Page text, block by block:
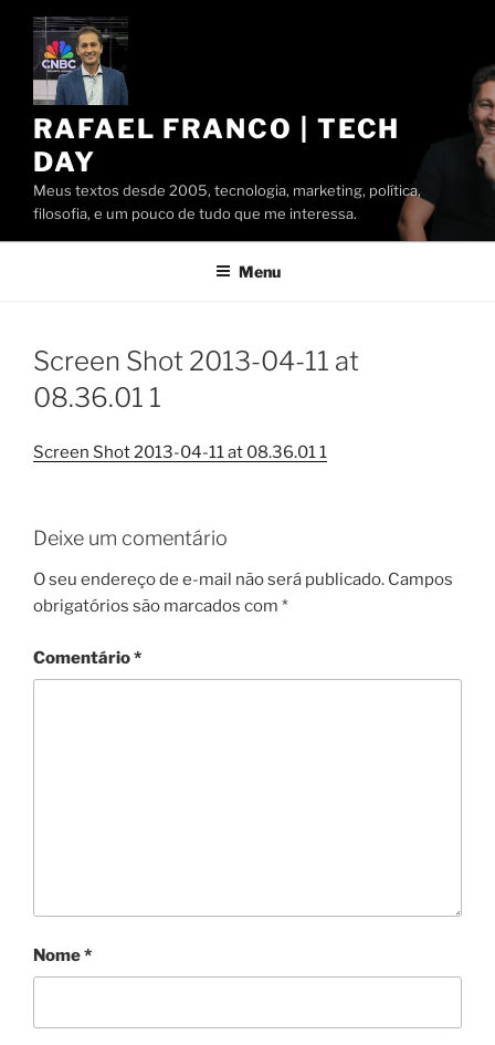
Pular
conteúdo
RAFAEL FRANCO | TECH
DAY
Meus textos desde 2005, tecnologia, marketing, política,
filosofia, e um pouco de tudo que me interessa.
Menu
Screen Shot 2013-04-11 at
08.36.01 1
Screen Shot 2013-04-11 at 08.36.01 1
Deixe um comentário
O seu endereço de e-mail não será publicado. Campos
obrigatórios são marcados com *
Comentário*
Nome*